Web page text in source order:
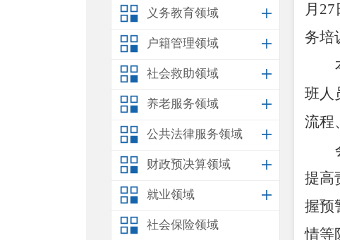
义务教育领域
户籍管理领域
社会救助领域
养老服务领域
公共法律服务领域
财政预决算领域
就业领域
社会保险领域
月 27
务培
班人
流程
提高
握预
情等